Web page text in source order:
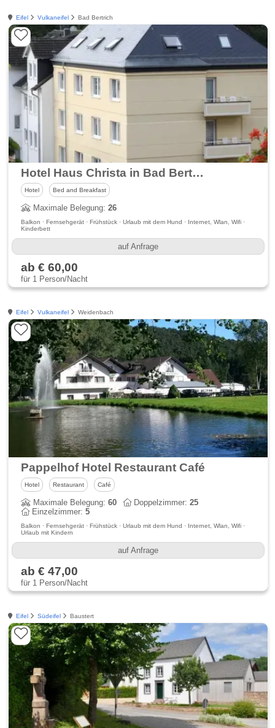
Eifel Vulkaneifel Bad Bertrich
Hotel Haus Christa in Bad Bertrich
Hotel Bed and Breakfast
Maximale Belegung:26
Balkon · Fernsehgerät · Frühstück · Urlaub mit dem Hund · Internet, Wlan, Wifi ·
Kinderbett
auf Anfrage
ab € 60,00
für 1 Person/Nacht
Eifel Vulkaneifel Weidenbach
Pappelhof Hotel Restaurant Café
Hotel Restaurant Café
Maximale Belegung:60 Doppelzimmer:25
Einzelzimmer:5
Balkon · Fernsehgerät · Frühstück · Urlaub mit dem Hund · Internet, Wlan, Wifi ·
Urlaub mit Kindern
auf Anfrage
ab € 47,00
für 1 Person/Nacht
Eifel Südeifel Baustert